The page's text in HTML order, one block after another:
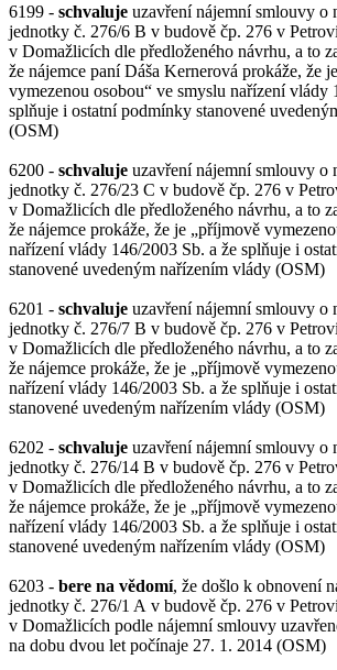
6199 - schvaluje uzavření nájemní smlouvy o
jednotky č. 276/6 B v budově čp. 276 v
v Domažlicích dle předloženého návrhu, a to
že nájemce paní Dáša Kernerová prokáže, že
vymezenou osobou“ ve smyslu nařízení vlády
splňuje i ostatní podmínky stanovené
(OSM)
6200 - schvaluje uzavření nájemní smlouvy o
jednotky č. 276/23 C v budově čp. 276 v
v Domažlicích dle předloženého návrhu, a to
že nájemce prokáže, že je „příjmově
nařízení vlády 146/2003 Sb. a že splňuje i
stanovené uvedeným nařízením vlády (OSM)
6201 - schvaluje uzavření nájemní smlouvy o
jednotky č. 276/7 B v budově čp. 276 v
v Domažlicích dle předloženého návrhu, a to
že nájemce prokáže, že je „příjmově
nařízení vlády 146/2003 Sb. a že splňuje i
stanovené uvedeným nařízením vlády (OSM)
6202 - schvaluje uzavření nájemní smlouvy o
jednotky č. 276/14 B v budově čp. 276 v
v Domažlicích dle předloženého návrhu, a to
že nájemce prokáže, že je „příjmově
nařízení vlády 146/2003 Sb. a že splňuje i
stanovené uvedeným nařízením vlády (OSM)
6203 - bere na vědomí, že došlo k obnovení
jednotky č. 276/1 A v budově čp. 276 v
v Domažlicích podle nájemní smlouvy
na dobu dvou let počínaje 27. 1. 2014 (OSM)